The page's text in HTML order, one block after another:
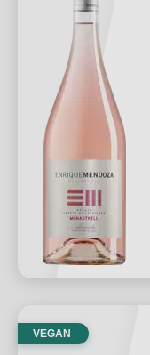
VEGAN